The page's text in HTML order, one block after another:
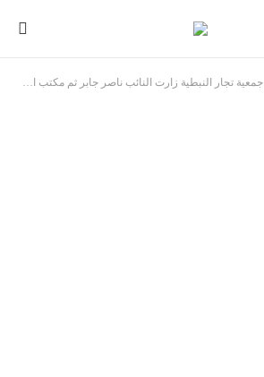
جمعية تجار النبطية زارت النائب ناصر جابر ثم مكتب الرئيس نبيه بري حيث استقبلها النائب هاني قبيسي مطالبةً بشمول القضاء بقانون الإعفاءات